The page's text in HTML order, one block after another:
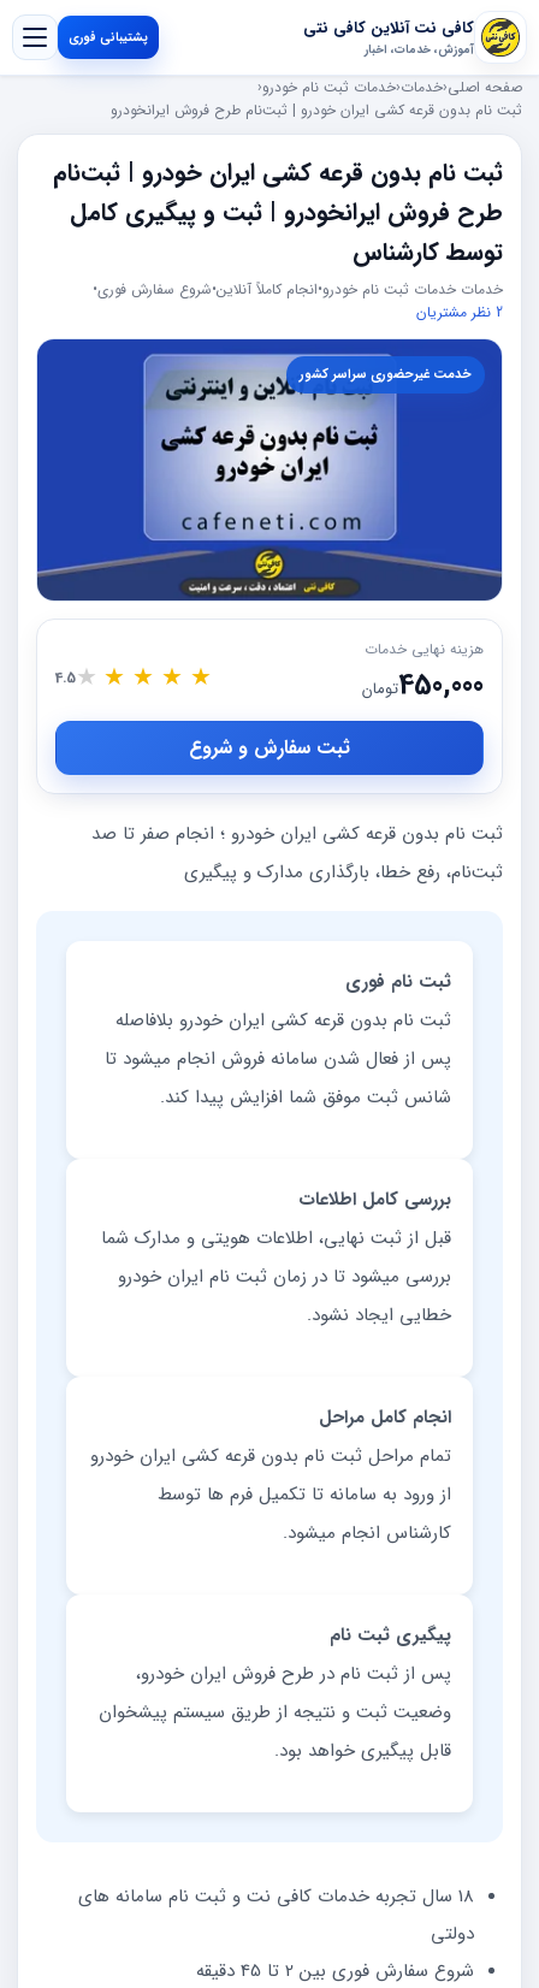
کافی نت آنلاین کافی نتی
آموزش، خدمات، اخبار
پشتیبانی فوری
صفحه اصلی‹خدمات‹خدمات ثبت نام خودرو‹
ثبت نام بدون قرعه کشی ایران خودرو | ثبت‌نام طرح فروش ایرانخودرو
ثبت نام بدون قرعه کشی ایران خودرو | ثبت‌نام
طرح فروش ایرانخودرو | ثبت و پیگیری کامل
توسط کارشناس
خدمات خدمات ثبت نام خودرو•انجام کاملاً آنلاین•شروع سفارش فوری•
2 نظر مشتریان
خدمت غیرحضوری سراسر کشور
هزینه نهایی خدمات
450,000تومان ★
★
★
★
★
4.5
ثبت سفارش و شروع
ثبت نام بدون قرعه کشی ایران خودرو ؛ انجام صفر تا صد
ثبت‌نام، رفع خطا، بارگذاری مدارک و پیگیری
ثبت نام فوری
ثبت نام بدون قرعه کشی ایران خودرو بلافاصله
پس از فعال شدن سامانه فروش انجام میشود تا
شانس ثبت موفق شما افزایش پیدا کند.
بررسی کامل اطلاعات
قبل از ثبت نهایی، اطلاعات هویتی و مدارک شما
بررسی میشود تا در زمان ثبت نام ایران خودرو
خطایی ایجاد نشود.
انجام کامل مراحل
تمام مراحل ثبت نام بدون قرعه کشی ایران خودرو
از ورود به سامانه تا تکمیل فرم ها توسط
کارشناس انجام میشود.
پیگیری ثبت نام
پس از ثبت نام در طرح فروش ایران خودرو،
وضعیت ثبت و نتیجه از طریق سیستم پیشخوان
قابل پیگیری خواهد بود.
18 سال تجربه خدمات کافی نت و ثبت نام سامانه های
دولتی
شروع سفارش فوری بین 2 تا 45 دقیقه